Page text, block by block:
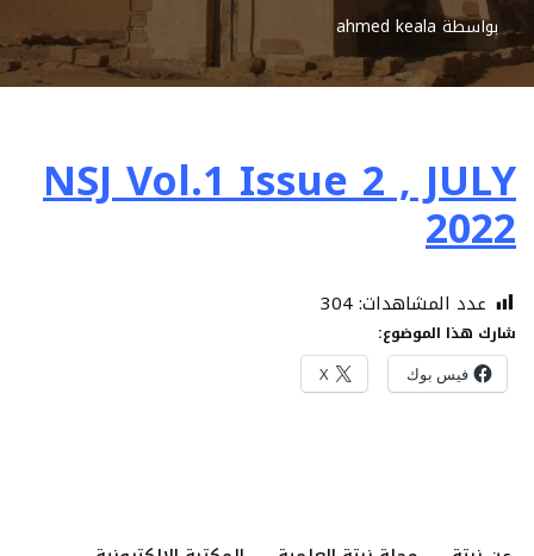
بواسطة ahmed keala
NSJ Vol.1 Issue 2 , JULY
2022
عدد المشاهدات:304
شارك هذا الموضوع:
فيس بوك X